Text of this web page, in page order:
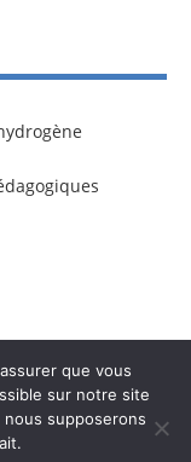
2026
que vous
sur notre site
supposerons